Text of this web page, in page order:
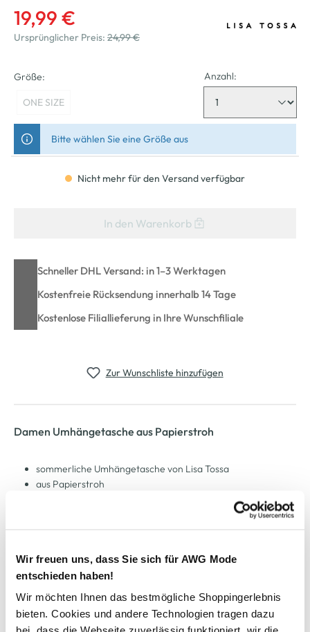
Wir freuen uns, dass Sie sich für AWG Mode
entschieden haben!
Wir möchten Ihnen das bestmögliche Shoppingerlebnis
bieten. Cookies und andere Technologien tragen dazu
19,99 €
Ursprünglicher Preis: 24,99 €
Größe:
ONE SIZE
Anzahl:
Bitte wählen Sie eine Größe aus
Nicht mehr für den Versand verfügbar
In den Warenkorb
Schneller DHL Versand: in 1–3 Werktagen
Kostenfreie Rücksendung innerhalb 14 Tage
Kostenlose Filiallieferung in Ihre Wunschfiliale
Zur Wunschliste hinzufügen
Damen Umhängetasche aus Papierstroh
sommerliche Umhängetasche von Lisa Tossa
aus Papierstroh
tolle Tasche aus Papier
AWG Artikelnummer